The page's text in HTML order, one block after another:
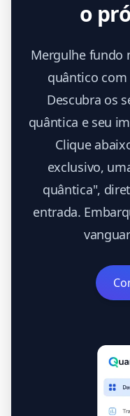
o
Mergulhe fundo
quântico
Descubra os
quântica e seu
Clique
exclusivo,
quântica",
entrada.